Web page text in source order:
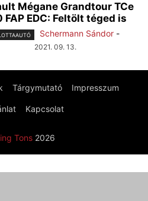
Mégane Grandtour TCe
FAP EDC: Feltölt téged is
Schermann Sándor -
2021. 09. 13.
Tárgymutató Impresszum
Kapcsolat
Tons2026